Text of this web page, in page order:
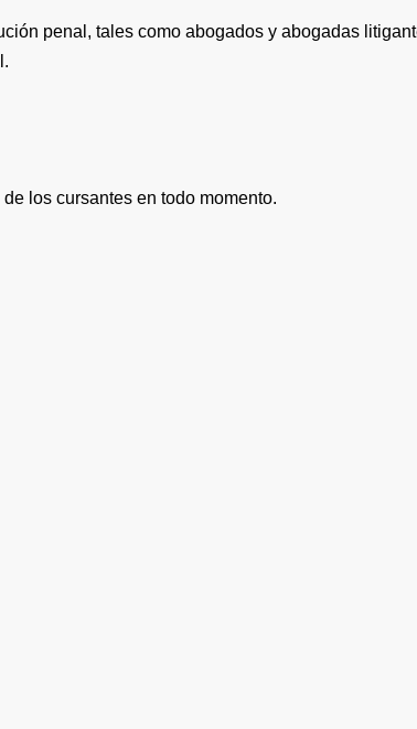
penal, tales como abogados y abogadas
los cursantes en todo momento.